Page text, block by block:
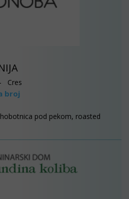
Cres
broj
pod pekom, roasted